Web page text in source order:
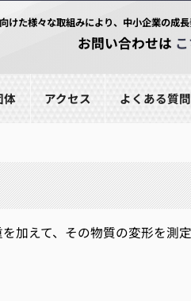
けた様々な取組みにより、中小企業の成長
お問い合わせは
体 アクセス よくある質問
加えて、その物質の変形を測